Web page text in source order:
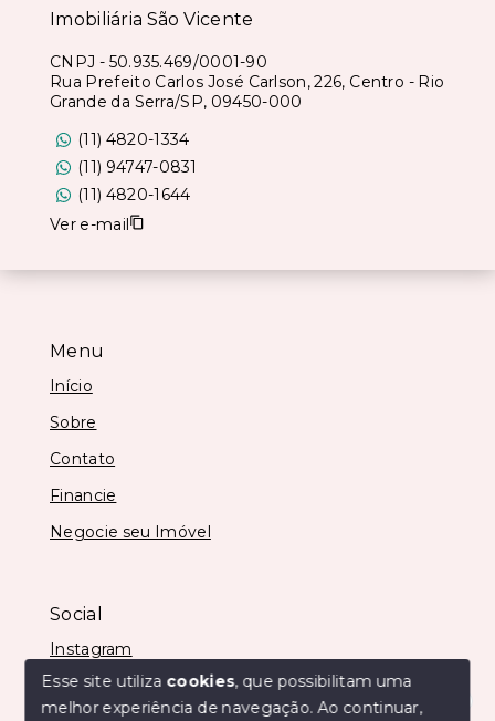
Menu
Início
Sobre
Contato
Financie
Negocie seu Imóvel
Social
Instagram
Imobiliária São Vicente
CNPJ - 50.935.469/0001-90
Rua Prefeito Carlos José Carlson, 226, Centro - Rio
Grande da Serra/SP, 09450-000
(11) 4820-1334
(11) 94747-0831
(11) 4820-1644
Ver e-mail
Esse site utiliza cookies, que possibilitam uma
melhor experiência de navegação.Ao continuar,